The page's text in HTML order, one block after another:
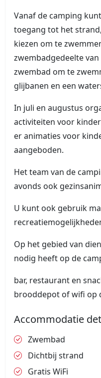
Vanaf de camping
toegang tot het
kiezen om te
zwembadgedeelte
zwembad om te
glijbanen en een
In juli en augustus
activiteiten voor
er animaties voor
aangeboden.
Het team van de
avonds ook
U kunt ook gebruik
Op het gebied van
nodig heeft op de
bar, restaurant en
brooddepot of wifi op
Accommodatie
Zwembad
Dichtbij strand
Gratis WiFi